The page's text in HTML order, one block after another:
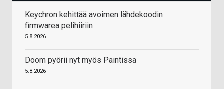
Keychron kehittää avoimen lähdekoodin
firmwarea pelihiiriin
5.8.2026
Doom pyörii nyt myös Paintissa
5.8.2026